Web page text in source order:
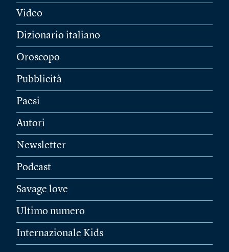
Video
Dizionario italiano
Oroscopo
Pubblicità
Paesi
Autori
Newsletter
Podcast
Savage love
Ultimo numero
Internazionale Kids